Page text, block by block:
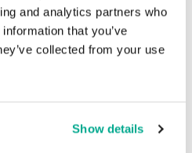
and analytics partners who
that you’ve
collected from your use
Show details
Correo electrónico *